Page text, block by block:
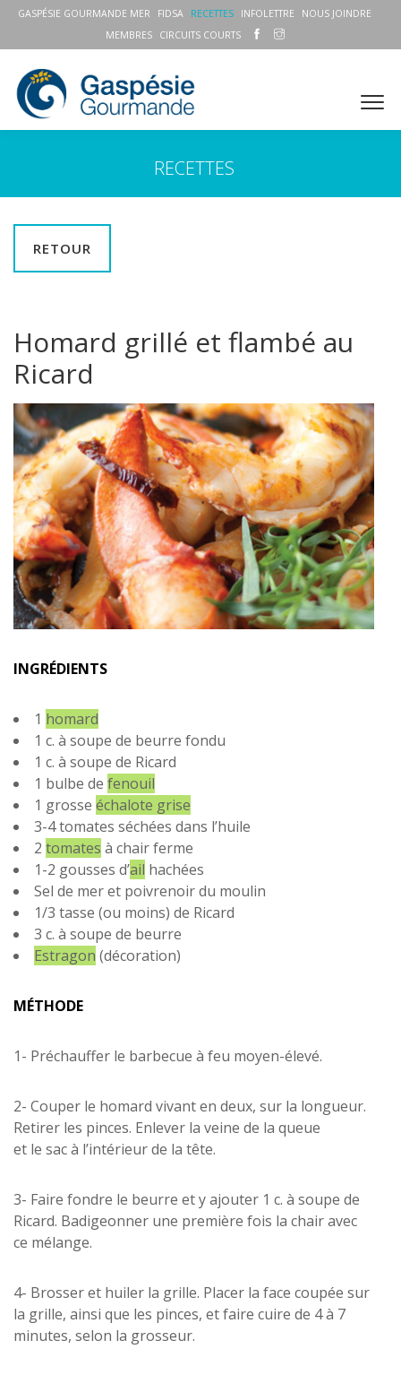
GASPÉSIE GOURMANDE MER FIDSA RECETTES INFOLETTRE
NOUS JOINDRE
MEMBRES
CIRCUITS COURTS
RECETTES
RETOUR
Homard grillé et flambé au
Ricard
INGRÉDIENTS
1 homard
1 c. à soupe de beurre fondu
1 c. à soupe de Ricard
1 bulbe de fenouil
1 grosse échalote grise
3-4 tomates séchées dans l’huile
2 tomates à chair ferme
1-2 gousses d’ail hachées
Sel de mer et poivrenoir du moulin
1/3 tasse (ou moins) de Ricard
3 c. à soupe de beurre
Estragon (décoration)
MÉTHODE
1- Préchauffer le barbecue à feu moyen-élevé.
2- Couper le homard vivant en deux, sur la longueur.
Retirer les pinces. Enlever la veine de la queue
et le sac à l’intérieur de la tête.
3- Faire fondre le beurre et y ajouter 1 c. à soupe de
Ricard. Badigeonner une première fois la chair avec
ce mélange.
4- Brosser et huiler la grille. Placer la face coupée sur
la grille, ainsi que les pinces, et faire cuire de 4 à 7
minutes, selon la grosseur.